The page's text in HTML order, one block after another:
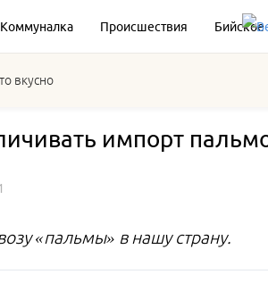
Коммуналка Происшествия Бийское
вкусно
импорт
«пальмы» в нашу страну.